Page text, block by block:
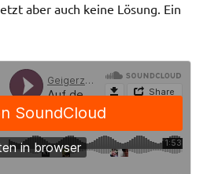
aber auch keine Lösung. Ein